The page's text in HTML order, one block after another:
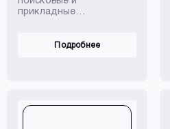
прикладные
развития архитектуры,
Москва: Изд-во АСВ,
Подробнее